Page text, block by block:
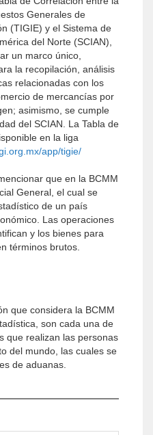
Generales de
(TIGIE) y el Sistema de
del Norte (SCIAN),
un marco único,
la recopilación, análisis
relacionadas con los
de mercancías por
asimismo, se cumple
del SCIAN. La Tabla de
en la liga
app/tigie/
que en la BCMM
General, el cual se
de un país
Las operaciones
y los bienes para
términos brutos.
que considera la BCMM
son cada una de
que realizan las personas
del mundo, las cuales se
de aduanas.